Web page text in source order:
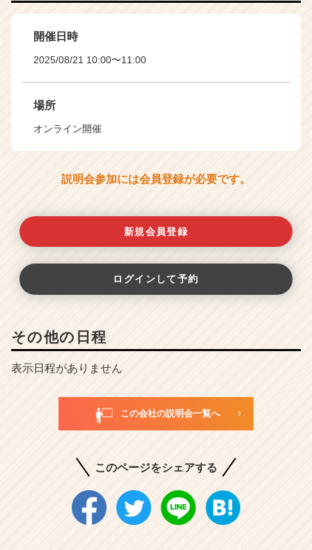
開催日時
2025/08/21 10:00〜11:00
場所
オンライン開催
説明会参加には会員登録が必要です。
新規会員登録
ログインして予約
その他の日程
表示日程がありません
この会社の説明会一覧へ
このページをシェアする